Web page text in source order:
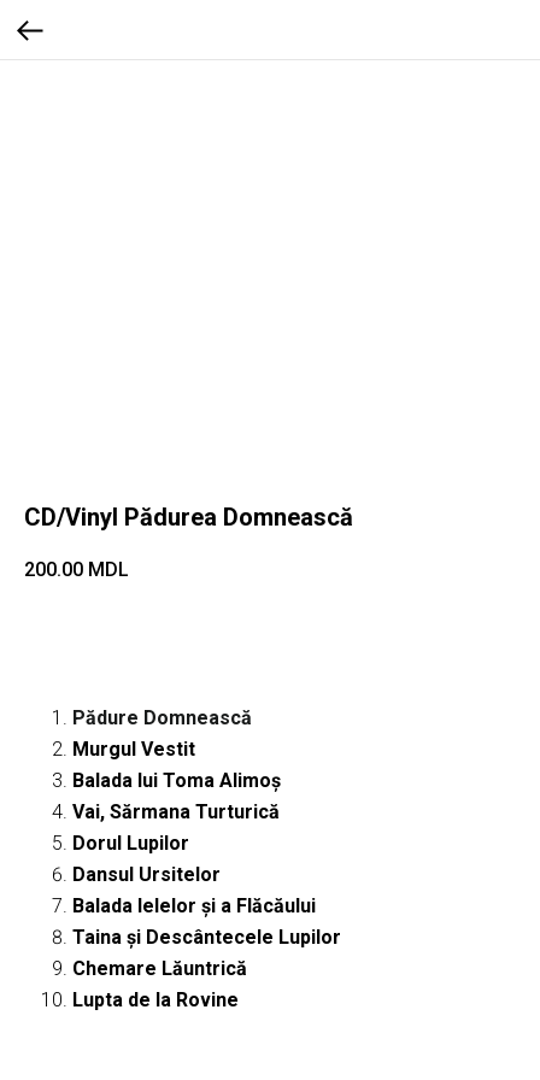
CD/Vinyl Pădurea Domnească
200.00 MDL
Pădure Domnească
Murgul Vestit
Balada lui Toma Alimoș
Vai, Sărmana Turturică
Dorul Lupilor
Dansul Ursitelor
Balada Ielelor și a Flăcăului
Taina și Descântecele Lupilor
Chemare Lăuntrică
Lupta de la Rovine